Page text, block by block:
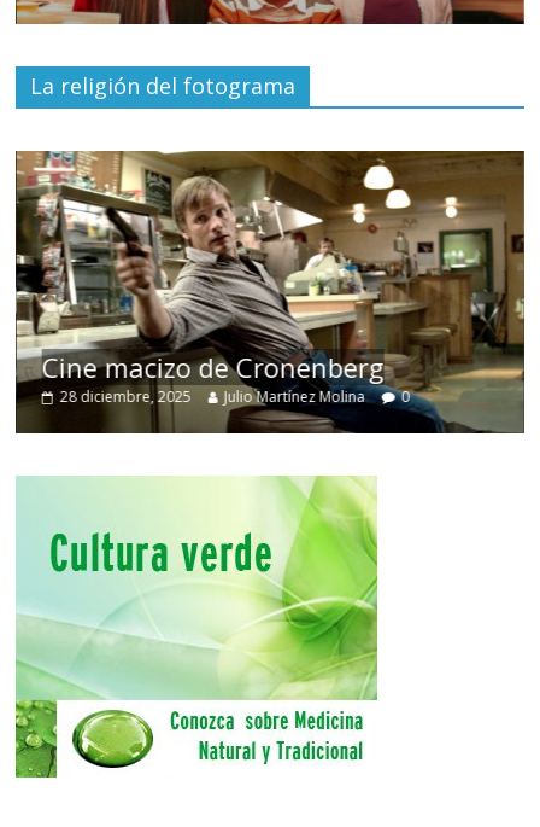
La religión del fotograma
Cine macizo de Cronenberg
28 diciembre, 2025 Julio Martínez Molina 0